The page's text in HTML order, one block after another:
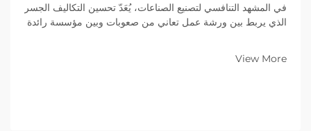
في المشهد التنافسي لتصنيع الصناعات، يُعَدّ تحسين التكاليف الجسر
الذي يربط بين ورشة عمل تعاني من صعوبات وبين مؤسسة رائدة
أرضية المصنع تُحدِّد...
View More